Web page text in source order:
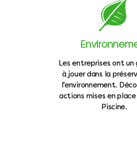
Les entreprises ont un
à jouer dans la
l’environnement.
actions mises en place
Piscine.